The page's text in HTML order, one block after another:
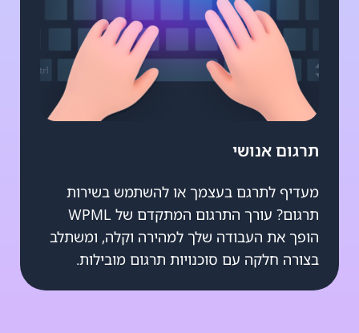
תרגום אנושי
מעדיף לתרגם בעצמך או להשתמש בשירות
תרגום? עורך התרגום המתקדם של WPML
הופך את העבודה שלך למהירה וקלה, ומשתלב
בצורה חלקה עם סוכנויות תרגום מובילות.